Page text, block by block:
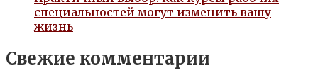
специальностей могут изменить вашу
жизнь
Свежие комментарии